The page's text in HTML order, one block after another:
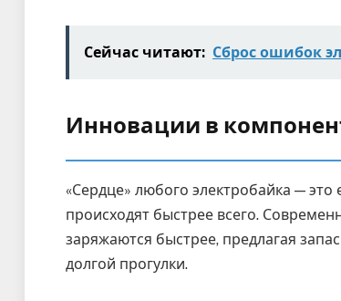
Сейчас читают: Сброс ошибок
Инновации в
«Сердце» любого электробайка —
происходят быстрее всего.
заряжаются быстрее, предлагая
долгой прогулки.